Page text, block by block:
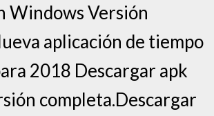
Windows Versión
aplicación de tiempo
2018 Descargar apk
completa.Descargar